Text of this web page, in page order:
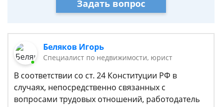
Задать вопрос
Беляков Игорь
Специалист по недвижимости, юрист
В соответствии со ст. 24 Конституции РФ в
случаях, непосредственно связанных с
вопросами трудовых отношений, работодатель